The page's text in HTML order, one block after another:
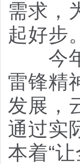
需求，
起好步。
今
雷锋精
发展，
通过实
本着“